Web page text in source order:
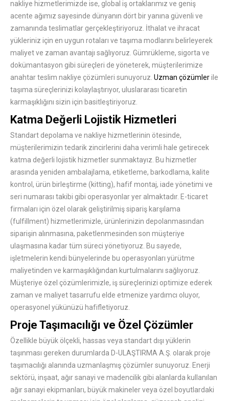
nakliye hizmetlerimizde ise, global iş ortaklarımız ve geniş
acente ağımız sayesinde dünyanın dört bir yanına güvenli ve
zamanında teslimatlar gerçekleştiriyoruz. İthalat ve ihracat
yükleriniz için en uygun rotaları ve taşıma modlarını belirleyerek
maliyet ve zaman avantajı sağlıyoruz. Gümrükleme, sigorta ve
dokümantasyon gibi süreçleri de yöneterek, müşterilerimize
anahtar teslim nakliye çözümleri sunuyoruz. Uzman çözümlerile
taşıma süreçlerinizi kolaylaştırıyor, uluslararası ticaretin
karmaşıklığını sizin için basitleştiriyoruz.
Katma Değerli Lojistik Hizmetleri
Standart depolama ve nakliye hizmetlerinin ötesinde,
müşterilerimizin tedarik zincirlerini daha verimli hale getirecek
katma değerli lojistik hizmetler sunmaktayız. Bu hizmetler
arasında yeniden ambalajlama, etiketleme, barkodlama, kalite
kontrol, ürün birleştirme (kitting), hafif montaj, iade yönetimi ve
seri numarası takibi gibi operasyonlar yer almaktadır. E-ticaret
firmaları için özel olarak geliştirilmiş sipariş karşılama
(fulfillment) hizmetlerimizle, ürünlerinizin depolanmasından
siparişin alınmasına, paketlenmesinden son müşteriye
ulaşmasına kadar tüm süreci yönetiyoruz. Bu sayede,
işletmelerin kendi bünyelerinde bu operasyonları yürütme
maliyetinden ve karmaşıklığından kurtulmalarını sağlıyoruz.
Müşteriye özel çözümlerimizle, iş süreçlerinizi optimize ederek
zaman ve maliyet tasarrufu elde etmenize yardımcı oluyor,
operasyonel yükünüzü hafifletiyoruz.
Proje Taşımacılığı ve Özel Çözümler
Özellikle büyük ölçekli, hassas veya standart dışı yüklerin
taşınması gereken durumlarda D-ULAŞTIRMA A.Ş. olarak proje
taşımacılığı alanında uzmanlaşmış çözümler sunuyoruz. Enerji
sektörü, inşaat, ağır sanayi ve madencilik gibi alanlarda kullanılan
ağır sanayi ekipmanları, büyük makineler veya özel boyutlardaki